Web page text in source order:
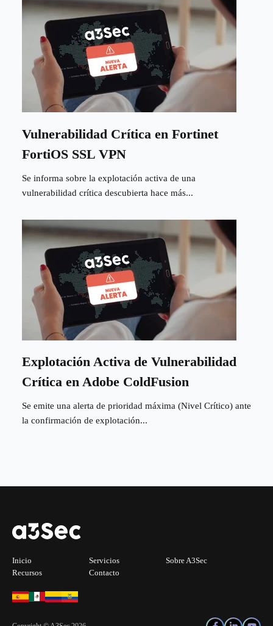
Vulnerabilidad Crítica en Fortinet
FortiOS SSL VPN
Se informa sobre la explotación activa de una
vulnerabilidad crítica descubierta hace más...
Explotación Activa de Vulnerabilidad
Crítica en Adobe ColdFusion
Se emite una alerta de prioridad máxima (Nivel Crítico) ante
la confirmación de explotación...
Inicio Servicios
Sobre A3Sec
Recursos
Contacto